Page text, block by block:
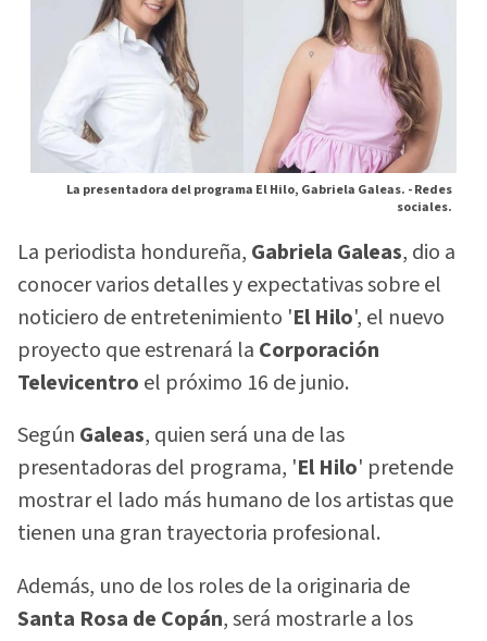
La presentadora del programa El Hilo, Gabriela Galeas. -Redes
sociales.
La periodista hondureña, Gabriela Galeas, dio a
conocer varios detalles y expectativas sobre el
noticiero de entretenimiento 'El Hilo', el nuevo
proyecto que estrenará la Corporación
Televicentro el próximo 16 de junio.
Según Galeas, quien será una de las
presentadoras del programa, 'El Hilo' pretende
mostrar el lado más humano de los artistas que
tienen una gran trayectoria profesional.
Además, uno de los roles de la originaria de
Santa Rosa de Copán, será mostrarle a los